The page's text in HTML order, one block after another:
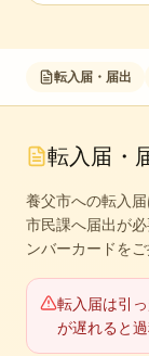
転入届・届出
転入届・
養父市への転入
市民課へ届出が
ンバーカードをご
転入届は引
が遅れると